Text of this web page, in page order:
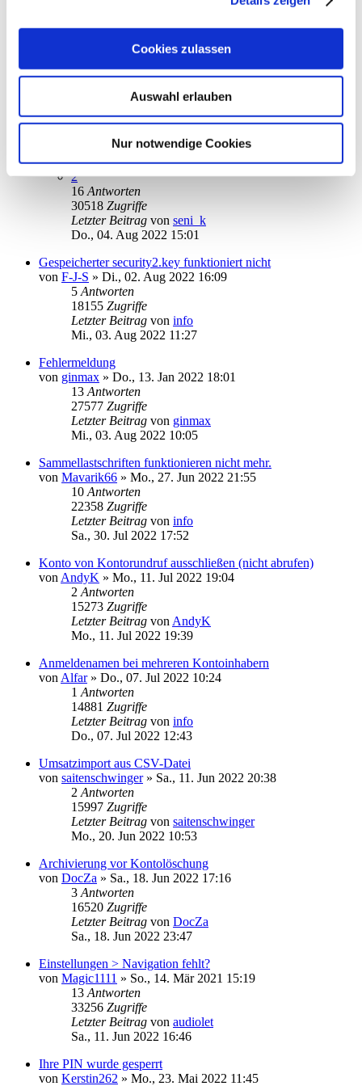
Cookies zulassen
Auswahl erlauben
Nur notwendige Cookies
Auftrag bereits eingereicht
Fr., 05. Aug 2022 13:40
15489Zugriffe
Letzter BeitragvonDieter1952
Fr., 05. Aug 2022 14:21
Do., 28. Jul 2022 11:17
1
2
16 Antworten
30518 Zugriffe
Letzter Beitrag von seni_k
Do., 04. Aug 2022 15:01
Gespeicherter security2.key funktioniert nicht
von F-J-S » Di., 02. Aug 2022 16:09
5 Antworten
18155 Zugriffe
Letzter Beitrag von info
Mi., 03. Aug 2022 11:27
Fehlermeldung
von ginmax » Do., 13. Jan 2022 18:01
13 Antworten
27577 Zugriffe
Letzter Beitrag von ginmax
Mi., 03. Aug 2022 10:05
Sammellastschriften funktionieren nicht mehr.
von Mavarik66 » Mo., 27. Jun 2022 21:55
10 Antworten
22358 Zugriffe
Letzter Beitrag von info
Sa., 30. Jul 2022 17:52
Konto von Kontorundruf ausschließen (nicht abrufen)
von AndyK » Mo., 11. Jul 2022 19:04
2 Antworten
15273 Zugriffe
Letzter Beitrag von AndyK
Mo., 11. Jul 2022 19:39
Anmeldenamen bei mehreren Kontoinhabern
von Alfar» Do., 07. Jul 2022 10:24
1 Antworten
14881 Zugriffe
Letzter Beitrag von info
Do., 07. Jul 2022 12:43
Umsatzimport aus CSV-Datei
von saitenschwinger» Sa., 11. Jun 2022 20:38
2 Antworten
15997 Zugriffe
Letzter Beitrag von saitenschwinger
Mo., 20. Jun 2022 10:53
Archivierung vor Kontolöschung
von DocZa » Sa., 18. Jun 2022 17:16
3 Antworten
16520 Zugriffe
Letzter Beitrag von DocZa
Sa., 18. Jun 2022 23:47
Einstellungen > Navigation fehlt?
von Magic1111 » So., 14. Mär 2021 15:19
13 Antworten
33256 Zugriffe
Letzter Beitrag von audiolet
Sa., 11. Jun 2022 16:46
Ihre PIN wurde gesperrt
von Kerstin262 » Mo., 23. Mai 2022 11:45